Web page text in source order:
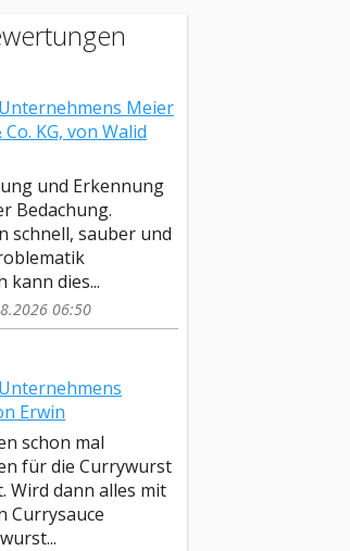
Meier
KG, von Walid
und Erkennung
Bedachung.
schnell, sauber und
kann dies...
06:50
Erwin
schon mal
für die Currywurst
Wird dann alles mit
Currysauce